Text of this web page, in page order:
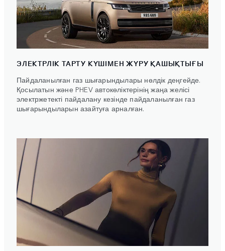
ЭЛЕКТРЛІК ТАРТУ КҮШІМЕН ЖҮРУ ҚАШЫҚТЫҒЫ
Пайдаланылған газ шығарындылары нөлдік деңгейде.
Қосылатын және PHEV автокөліктерінің жаңа желісі
электржетекті пайдалану кезінде пайдаланылған газ
шығарындыларын азайтуға арналған.